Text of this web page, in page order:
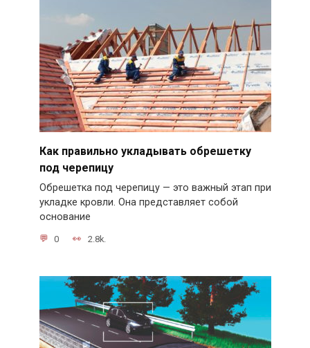
Как правильно укладывать обрешетку
под черепицу
Обрешетка под черепицу — это важный этап при
укладке кровли. Она представляет собой
основание
0 2.8k.